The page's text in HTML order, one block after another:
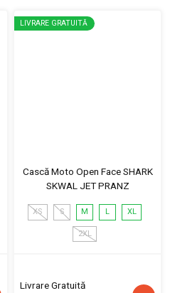
LIVRARE GRATUITĂ
Cască Moto Open Face SHARK
SKWAL JET PRANZ
XS S M L XL
2XL
Livrare Gratuită